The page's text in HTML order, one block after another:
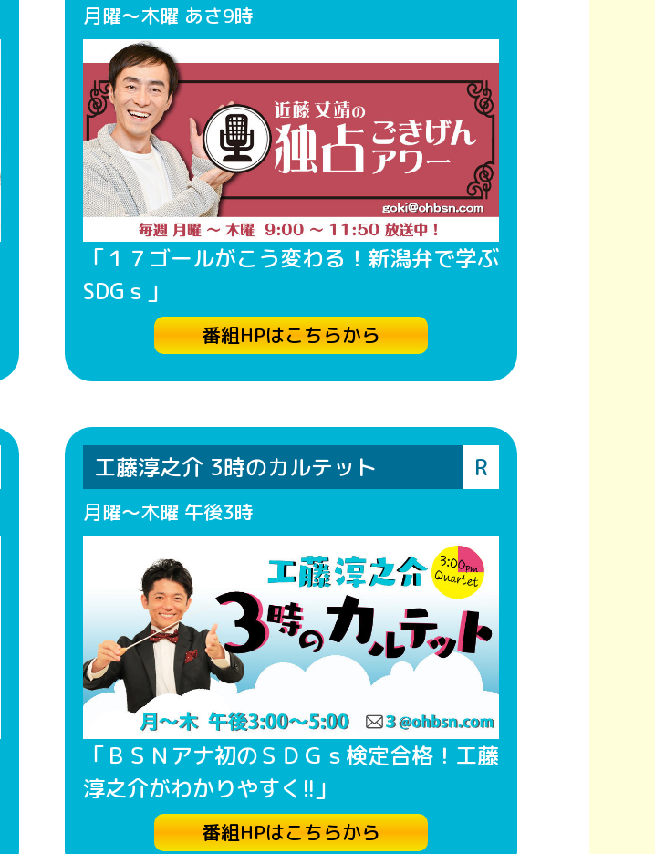
月曜～木曜 あさ9時
「１７ゴールがこう変わる！新潟弁で学ぶ
SDGｓ」
番組HPはこちらから
工藤淳之介 3時のカルテット R
月曜～木曜 午後3時
「ＢＳＮアナ初のＳＤＧｓ検定合格！工藤
淳之介がわかりやすく!!」
番組HPはこちらから